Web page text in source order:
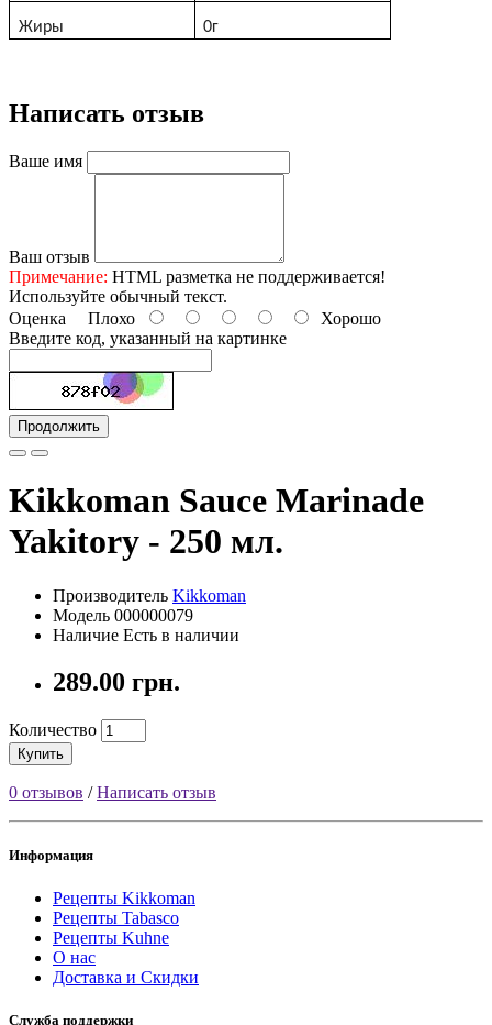
Жиры 0г
Написать отзыв
Ваше имя
Ваш отзыв
Примечание: HTML разметка не поддерживается!
Используйте обычный текст.
Оценка Плохо
Хорошо
Введите код, указанный на картинке
Продолжить
Kikkoman Sauce Marinade
Yakitory - 250 мл.
Производитель Kikkoman
Модель 000000079
Наличие Есть в наличии
289.00 грн.
Количество
Купить
0 отзывов /Написать отзыв
Информация
Рецепты Kikkoman
Рецепты Tabasco
Рецепты Kuhne
О нас
Доставка и Скидки
Служба поддержки